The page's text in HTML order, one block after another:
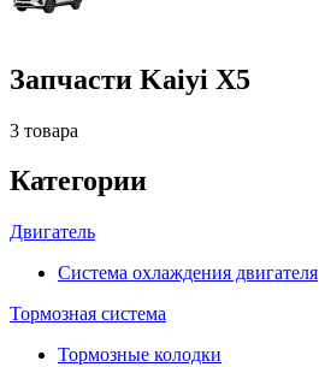
Запчасти Kaiyi X5
3 товара
Категории
Двигатель
Система охлаждения двигателя
Тормозная система
Тормозные колодки